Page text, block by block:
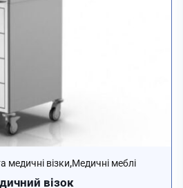
медичні візки,Медичні меблі
візок